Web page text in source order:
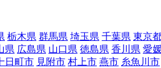
栃木県 群馬県 埼玉県 千葉県 東京
県 広島県 山口県 徳島県 香川県 愛
日町市 見附市 村上市 燕市 糸魚川市